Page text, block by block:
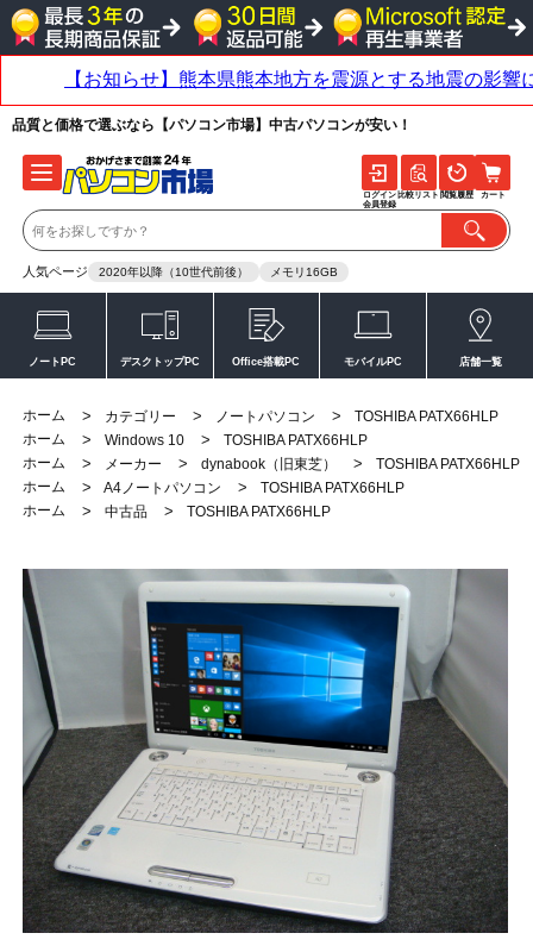
品質と価格で選ぶなら【パソコン市場】中古パソコンが安い！
人気ページ 2020年以降（10世代前後） メモリ16GB
ログイン
会員登録
比較リスト 閲覧履歴 カート
ノートPC デスクトップPC Office搭載PC モバイルPC 店舗一覧
ホーム > カテゴリー > ノートパソコン >
TOSHIBA PATX66HLP
ホーム
> Windows 10 >
TOSHIBA PATX66HLP
ホーム
> メーカー > dynabook（旧東芝） >
TOSHIBA PATX66HLP
ホーム
> A4ノートパソコン >
TOSHIBA PATX66HLP
ホーム
> 中古品 > TOSHIBA PATX66HLP